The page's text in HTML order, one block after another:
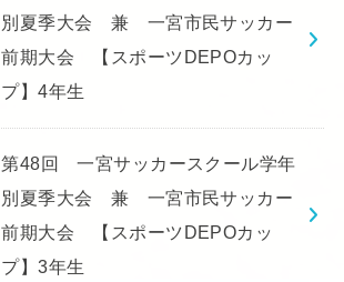
別夏季大会 兼 一宮市民サッカー
前期大会 【スポーツDEPOカッ
プ】4年生
第48回 一宮サッカースクール学年
別夏季大会 兼 一宮市民サッカー
前期大会 【スポーツDEPOカッ
プ】3年生